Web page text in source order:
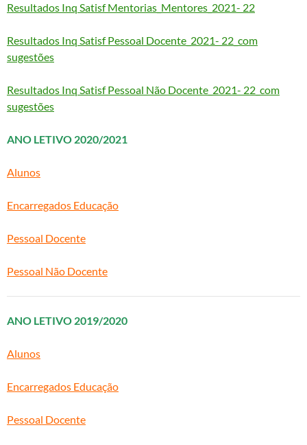
Resultados Inq Satisf Mentorias_Mentores_2021- 22
Resultados Inq Satisf Pessoal Docente_2021- 22_com
sugestões
Resultados Inq Satisf Pessoal Não Docente_2021- 22_com
sugestões
ANO LETIVO 2020/2021
Alunos
Encarregados Educação
Pessoal Docente
Pessoal Não Docente
ANO LETIVO 2019/2020
Alunos
Encarregados Educação
Pessoal Docente